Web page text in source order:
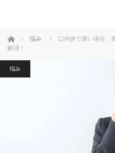
ホーム 悩み
口内炎で痛い場合、
解消！
悩み